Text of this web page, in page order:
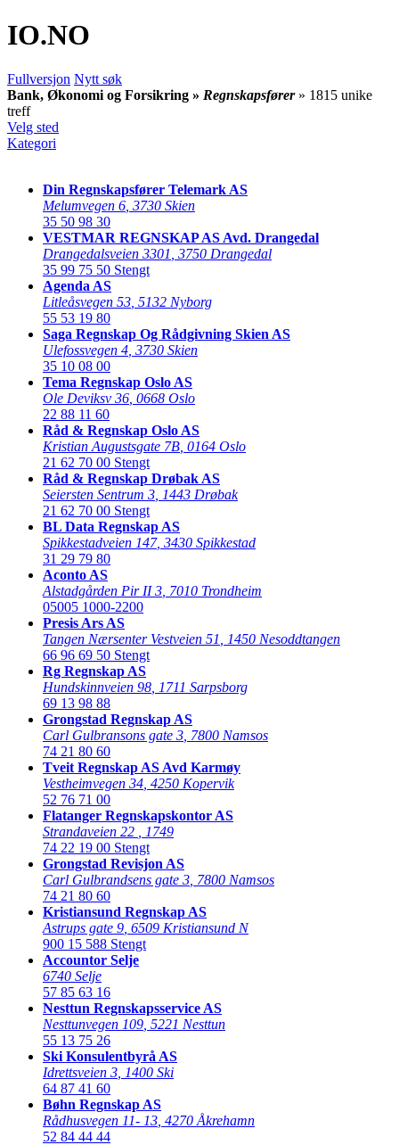
IO.NO
Fullversjon Nytt søk
Bank, Økonomi og Forsikring » Regnskapsfører » 1815 unike
treff
Velg sted
Kategori
Din Regnskapsfører Telemark AS
Melumvegen 6 3730 Skien
35 50 98 30
VESTMAR REGNSKAP AS Avd. Drangedal
Drangedalsveien 3301 3750 Drangedal
35 99 75 50 Stengt
Agenda AS
Litleåsvegen 53 5132 Nyborg
55 53 19 80
Saga Regnskap Og Rådgivning Skien AS
Ulefossvegen 4 3730 Skien
35 10 08 00
Tema Regnskap Oslo AS
Ole Deviksv 36 0668 Oslo
22 88 11 60
Råd & Regnskap Oslo AS
Kristian Augustsgate 7B 0164 Oslo
21 62 70 00 Stengt
Råd & Regnskap Drøbak AS
Seiersten Sentrum 3 1443 Drøbak
21 62 70 00 Stengt
BL Data Regnskap AS
Spikkestadveien 147, 3430 Spikkestad
31 29 79 80
Aconto AS
Alstadgården Pir II 3 7010 Trondheim
05005 1000-2200
Presis Ars AS
Tangen Nærsenter Vestveien 51
1450 Nesoddtangen
66 96 69 50 Stengt
Rg Regnskap AS
Hundskinnveien 98 1711 Sarpsborg
69 13 98 88
Grongstad Regnskap AS
Carl Gulbransons gate 3 7800 Namsos
74 21 80 60
Tveit Regnskap AS Avd Karmøy
Vestheimvegen 34 4250 Kopervik
52 76 71 00
Flatanger Regnskapskontor AS
Strandaveien 22
1749
74 22 19 00 Stengt
Grongstad Revisjon AS
Carl Gulbrandsens gate 3 7800 Namsos
74 21 80 60
Kristiansund Regnskap AS
Astrups gate 9 6509 Kristiansund N
900 15 588 Stengt
Accountor Selje
6740 Selje
57 85 63 16
Nesttun Regnskapsservice AS
Nesttunvegen 109 5221 Nesttun
55 13 75 26
Ski Konsulentbyrå AS
Idrettsveien 3 1400 Ski
64 87 41 60
Bøhn Regnskap AS
Rådhusvegen 11- 13 4270 Åkrehamn
52 84 44 44